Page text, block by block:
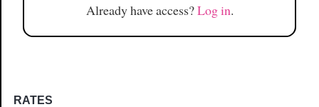
Already have access?Log in.
RATES